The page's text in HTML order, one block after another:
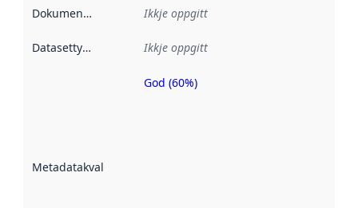
Dokumentasjon Ikkje oppgitt
Datasettype Ikkje oppgitt
Metadatakvalitet
Metadatakvalitet
God (60%)